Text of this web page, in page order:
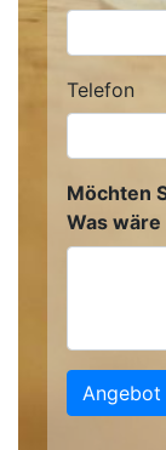
Telefon
Möchten
Was
Angebot